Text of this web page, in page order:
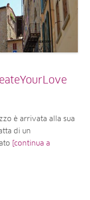
è arrivata alla sua
di un
[continua a